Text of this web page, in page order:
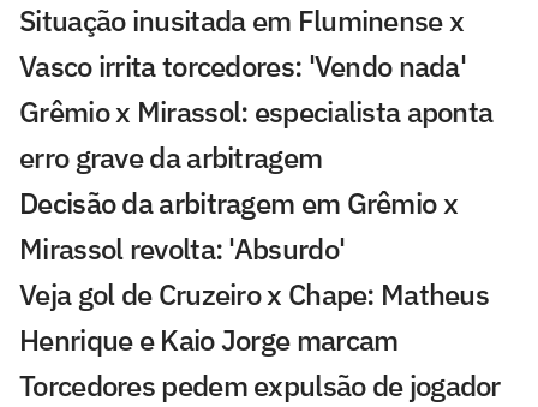
Situação inusitada em Fluminense x
Vasco irrita torcedores: 'Vendo nada'
Grêmio x Mirassol: especialista aponta
erro grave da arbitragem
Decisão da arbitragem em Grêmio x
Mirassol revolta: 'Absurdo'
Veja gol de Cruzeiro x Chape: Matheus
Henrique e Kaio Jorge marcam
Torcedores pedem expulsão de jogador